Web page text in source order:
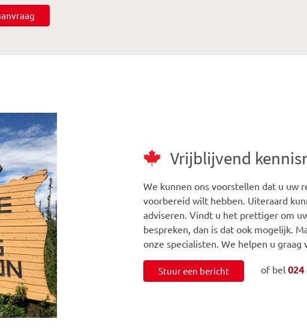
Vrijblijvend
We kunnen ons voorstellen dat u uw
voorbereid wilt hebben. Uiteraard
adviseren. Vindt u het prettiger om
bespreken, dan is dat ook mogelijk.
onze specialisten. We helpen u graag
Stuur een bericht of bel 024